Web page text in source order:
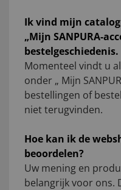
Ik vind mijn
„Mijn SANPURA-
bestelgeschiedenis.
Momenteel vindt u
onder „ Mijn
bestellingen of
niet terugvinden.
Hoe kan ik de
beoordelen?
Uw mening en
belangrijk voor ons.